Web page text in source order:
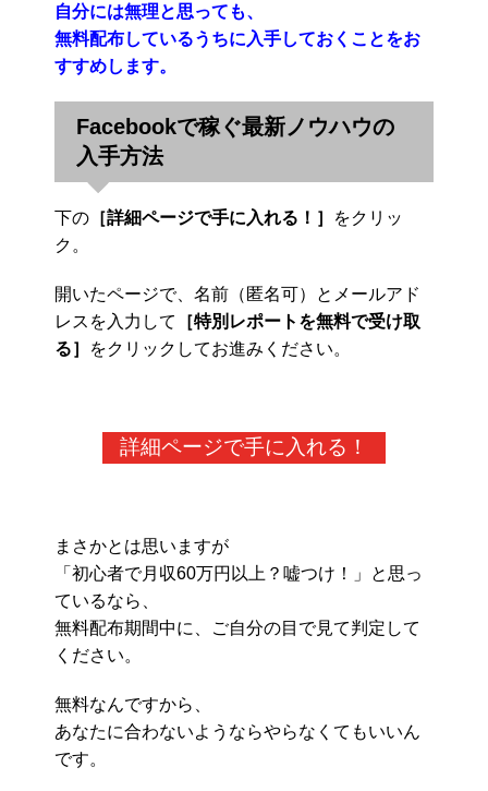
自分には無理と思っても、
無料配布しているうちに入手しておくことをお
すすめします。
Facebookで稼ぐ最新ノウハウの
入手方法
下の ［詳細ページで手に入れる！］
をクリッ
ク。
開いたページで、名前（匿名可）とメールアド
レスを入力して
［特別レポートを無料で受け取
る］
をクリックしてお進みください。
詳細ページで手に入れる！
まさかとは思いますが
「初心者で月収60万円以上？嘘つけ！」と思っ
ているなら、
無料配布期間中に、ご自分の目で見て判定して
ください。
無料なんですから、
あなたに合わないようならやらなくてもいいん
です。